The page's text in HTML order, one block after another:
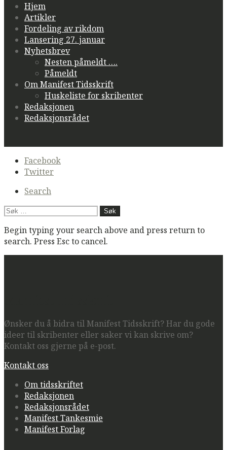
Hjem
Artikler
Fordeling av rikdom
Lansering 27. januar
Nyhetsbrev
Nesten påmeldt ….
Påmeldt
Om Manifest Tidsskrift
Huskeliste for skribenter
Redaksjonen
Redaksjonsrådet
Secondary
navigation
Facebook
Twitter
Search
Søk
Begin typing your search above and press return to
search. Press Esc to cancel.
Ønsker du å bidra til Manifest Tidsskrift? Har du gode
ideer til skribenter eller saker vi kan skrive om?
Kontakt oss gjerne på e-post.
Kontakt oss
Om tidsskriftet
Redaksjonen
Redaksjonsrådet
Manifest Tankesmie
Manifest Forlag